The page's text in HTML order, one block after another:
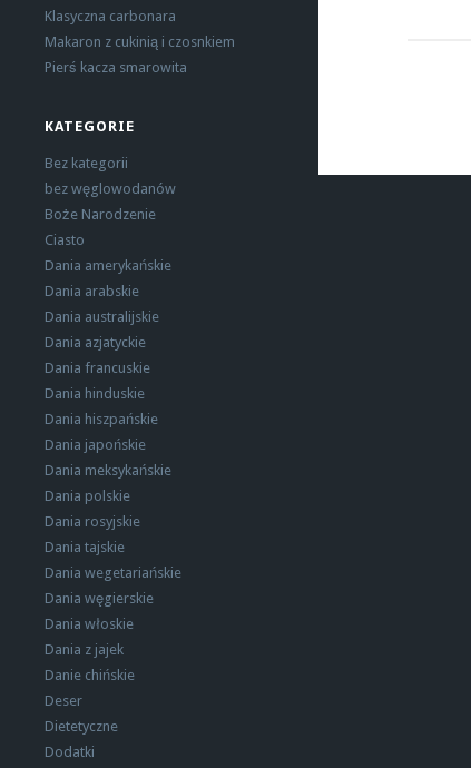
Klasyczna carbonara
Makaron z cukinią i czosnkiem
Pierś kacza smarowita
KATEGORIE
Bez kategorii
bez węglowodanów
Boże Narodzenie
Ciasto
Dania amerykańskie
Dania arabskie
Dania australijskie
Dania azjatyckie
Dania francuskie
Dania hinduskie
Dania hiszpańskie
Dania japońskie
Dania meksykańskie
Dania polskie
Dania rosyjskie
Dania tajskie
Dania wegetariańskie
Dania węgierskie
Dania włoskie
Dania z jajek
Danie chińskie
Deser
Dietetyczne
Dodatki